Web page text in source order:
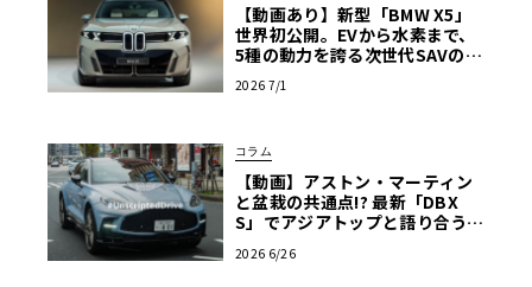
【動画あり】新型「BMW X5」
世界初公開。EVから水素まで、
5種の動力を誇る次世代SAVの実
2026 7/1
コラム
【動画】アストン・マーティン
と盆栽の共通点!? 最新「DBX
S」でアジアトップと語り合う東
コベイワセテ 番外編】
2026 6/26